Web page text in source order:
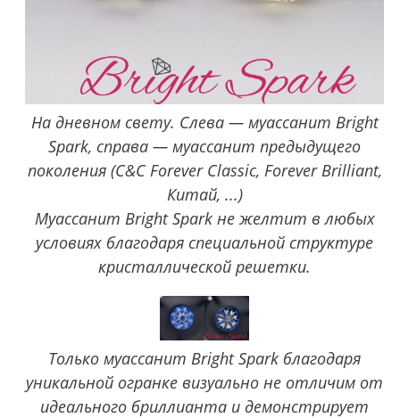
На дневном свету. Слева — муассанит Bright
Spark, справа — муассанит предыдущего
поколения (C&C Forever Classic, Forever Brilliant,
Китай, ...)
Муассанит Bright Spark не желтит в любых
условиях благодаря специальной структуре
кристаллической решетки.
Только муассанит Bright Spark благодаря
уникальной огранке визуально не отличим от
идеального бриллианта и демонстрирует